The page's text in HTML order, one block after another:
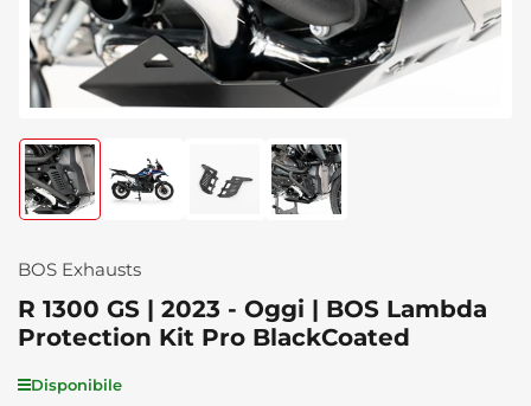
Carica
immagine
1
visualizzazione
Carica
immagine
visualizzazione
Carica
immagine
Carica
immagine
BOS Exhausts
R 1300 GS | 2023 - Oggi | BOS Lambda
Protection Kit Pro BlackCoated
Disponibile